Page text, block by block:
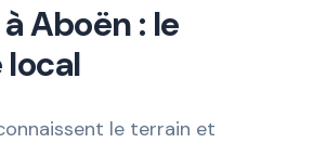
Aboën : le
le terrain et